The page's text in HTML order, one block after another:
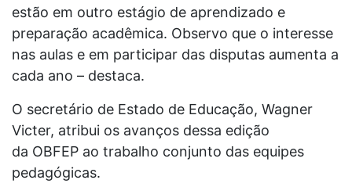
estão em outro estágio de aprendizado e
preparação acadêmica. Observo que o interesse
nas aulas e em participar das disputas aumenta a
cada ano – destaca.
O secretário de Estado de Educação, Wagner
Victer, atribui os avanços dessa edição
da OBFEP ao trabalho conjunto das equipes
pedagógicas.